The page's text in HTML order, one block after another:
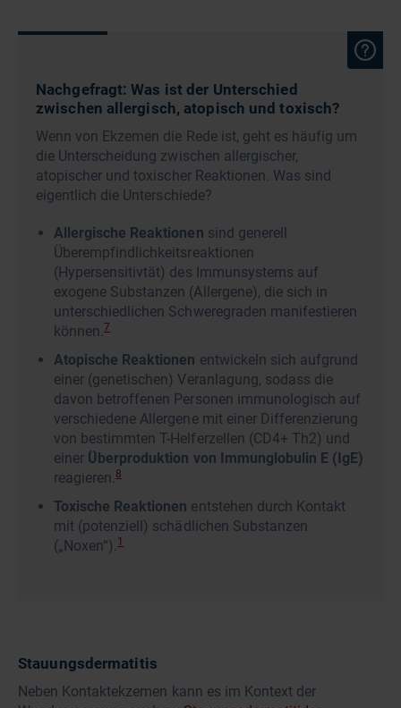
Nachgefragt: Was ist der Unterschied
zwischen allergisch, atopisch und toxisch?
Wenn von Ekzemen die Rede ist, geht es häufig um
die Unterscheidung zwischen allergischer,
atopischer und toxischer Reaktionen. Was sind
eigentlich die Unterschiede?
Allergische Reaktionen sind generell
Überempfindlichkeitsreaktionen
(Hypersensitivtät) des Immunsystems auf
exogene Substanzen (Allergene), die sich in
unterschiedlichen Schweregraden manifestieren
können.7
Atopische Reaktionen entwickeln sich aufgrund
einer (genetischen) Veranlagung, sodass die
davon betroffenen Personen immunologisch auf
verschiedene Allergene mit einer Differenzierung
von bestimmten T-Helferzellen (CD4+ Th2) und
einer Überproduktion von Immunglobulin E (IgE)
reagieren.8
Toxische Reaktionen entstehen durch Kontakt
mit (potenziell) schädlichen Substanzen
(„Noxen“).1
Stauungsdermatitis
Neben Kontaktekzemen kann es im Kontext der